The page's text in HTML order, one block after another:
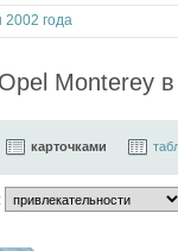
2002 года
Monterey в
карточками